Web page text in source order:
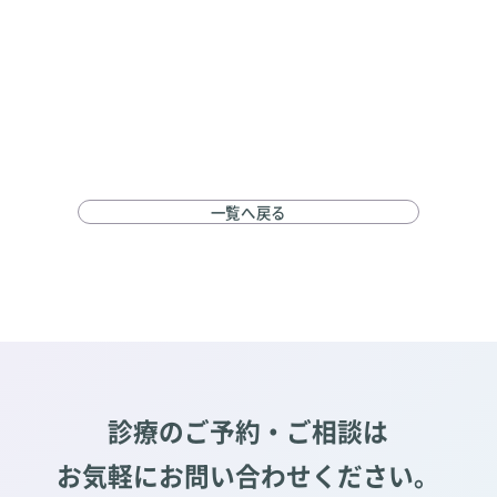
一覧へ戻る
診療のご予約・ご相談は
お気軽にお問い合わせください。